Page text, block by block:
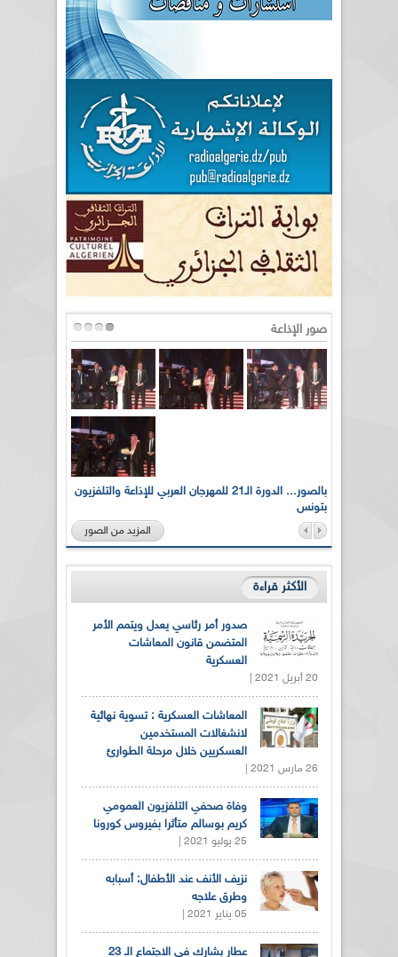
صور الإذاعة
بالصور... الدورة الـ21 للمهرجان العربي للإذاعة والتلفزيون
بتونس
المزيد من الصور
الأكثر قراءة
صدور أمر رئاسي يعدل ويتمم الأمر
المتضمن قانون المعاشات
العسكرية
20 أبريل 2021 |
المعاشات العسكرية : تسوية نهائية
لانشغالات المستخدمين
العسكريين خلال مرحلة الطوارئ
26 مارس 2021 |
وفاة صحفي التلفزيون العمومي
كريم بوسالم متأثرا بفيروس كورونا
25 يوليو 2021 |
نزيف الأنف عند الأطفال: أسبابه
وطرق علاجه
05 يناير 2021 |
عطار يشارك في الاجتماع الـ 23